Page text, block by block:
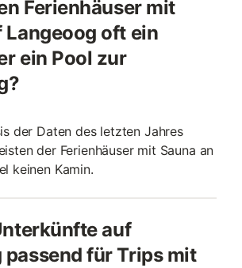
Ferienhäuser mit
Langeoog oft ein
ein Pool zur
der Daten des letzten Jahres
der Ferienhäuser mit Sauna an
keinen Kamin.
auf
passend für Trips mit